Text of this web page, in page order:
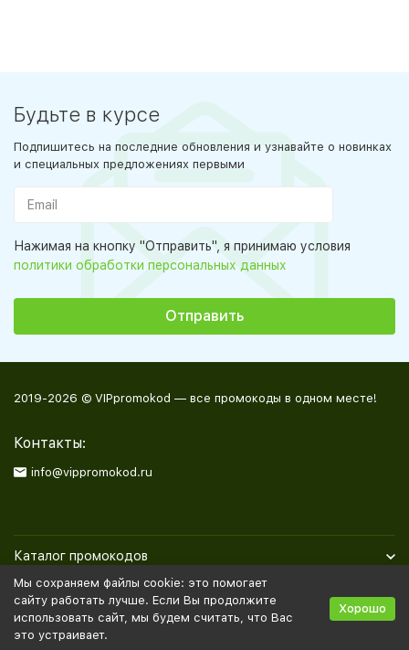
Будьте в курсе
Подпишитесь на последние обновления и узнавайте о новинках
и специальных предложениях первыми
Нажимая на кнопку "Отправить", я принимаю условия
политики обработки персональных данных
2019-2026 © VIPpromokod — все промокоды в одном месте!
Контакты:
info@vippromokod.ru
Каталог промокодов
Полезная информация
Мы сохраняем файлы cookie: это помогает
сайту работать лучше. Если Вы продолжите
использовать сайт, мы будем считать, что Вас
это устраивает.
Хорошо